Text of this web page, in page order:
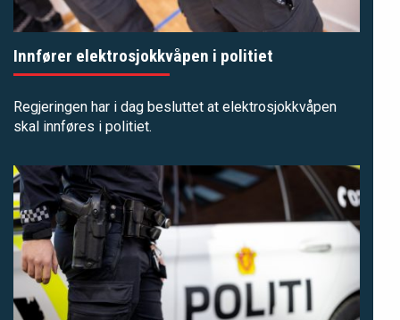
Innfører elektrosjokkvåpen i politiet
Regjeringen har i dag besluttet at elektrosjokkvåpen
skal innføres i politiet.